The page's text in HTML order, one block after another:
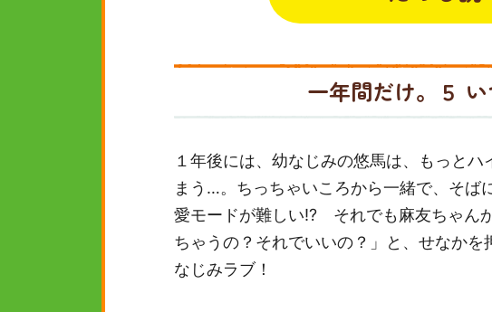
一年間だけ。５
１年後には、幼なじみの悠馬は、もっと
まう…。ちっちゃいころから一緒で、そ
愛モードが難しい!? それでも麻友ちゃん
ちゃうの？それでいいの？」と、せなか
なじみラブ！